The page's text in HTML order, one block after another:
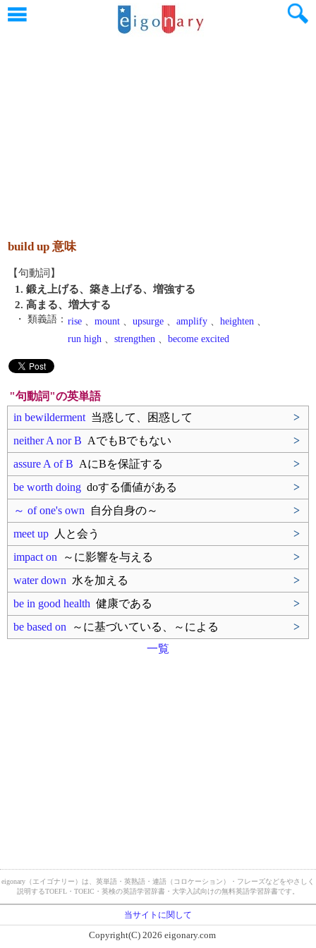
build up 意味
【句動詞】
1. 鍛え上げる、築き上げる、増強する
2. 高まる、増大する
・ 類義語： rise 、 mount 、 upsurge 、 amplify 、 heighten 、
run high 、 strengthen 、 become excited
"句動詞"の英単語
in bewilderment 当惑して、困惑して
>
neither A nor B AでもBでもない
>
assure A of B AにBを保証する
>
be worth doing doする価値がある
>
～ of one's own 自分自身の～
>
meet up 人と会う
>
impact on ～に影響を与える
>
water down 水を加える
>
be in good health 健康である
>
be based on ～に基づいている、～による
>
一覧
eigonary（エイゴナリー）は、英単語・英熟語・連語（コロケーション）・フレーズなどをやさしく
説明するTOEFL・TOEIC・英検の英語学習辞書・大学入試向けの無料英語学習辞書です。
当サイトに関して
Copyright(C) 2026 eigonary.com